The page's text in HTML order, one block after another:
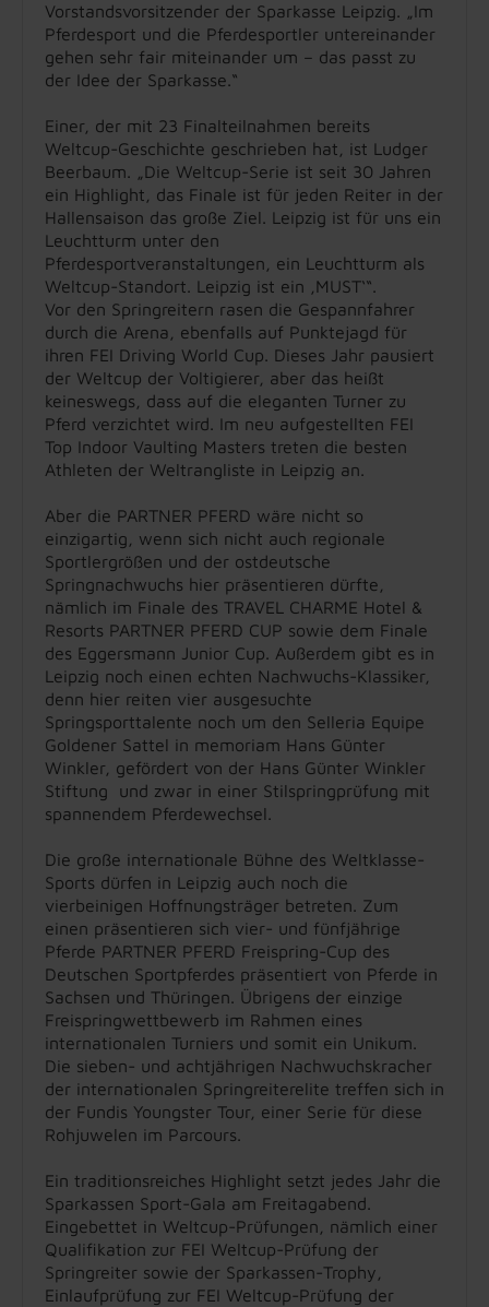
Vorstandsvorsitzender der Sparkasse Leipzig. „Im
Pferdesport und die Pferdesportler untereinander
gehen sehr fair miteinander um – das passt zu
der Idee der Sparkasse.“
Einer, der mit 23 Finalteilnahmen bereits
Weltcup-Geschichte geschrieben hat, ist Ludger
Beerbaum. „Die Weltcup-Serie ist seit 30 Jahren
ein Highlight, das Finale ist für jeden Reiter in der
Hallensaison das große Ziel. Leipzig ist für uns ein
Leuchtturm unter den
Pferdesportveranstaltungen, ein Leuchtturm als
Weltcup-Standort. Leipzig ist ein ‚MUST‘“.
Vor den Springreitern rasen die Gespannfahrer
durch die Arena, ebenfalls auf Punktejagd für
ihren FEI Driving World Cup. Dieses Jahr pausiert
der Weltcup der Voltigierer, aber das heißt
keineswegs, dass auf die eleganten Turner zu
Pferd verzichtet wird. Im neu aufgestellten FEI
Top Indoor Vaulting Masters treten die besten
Athleten der Weltrangliste in Leipzig an.
Aber die PARTNER PFERD wäre nicht so
einzigartig, wenn sich nicht auch regionale
Sportlergrößen und der ostdeutsche
Springnachwuchs hier präsentieren dürfte,
nämlich im Finale des TRAVEL CHARME Hotel &
Resorts PARTNER PFERD CUP sowie dem Finale
des Eggersmann Junior Cup. Außerdem gibt es in
Leipzig noch einen echten Nachwuchs-Klassiker,
denn hier reiten vier ausgesuchte
Springsporttalente noch um den Selleria Equipe
Goldener Sattel in memoriam Hans Günter
Winkler, gefördert von der Hans Günter Winkler
Stiftung und zwar in einer Stilspringprüfung mit
spannendem Pferdewechsel.
Die große internationale Bühne des Weltklasse-
Sports dürfen in Leipzig auch noch die
vierbeinigen Hoffnungsträger betreten. Zum
einen präsentieren sich vier- und fünfjährige
Pferde PARTNER PFERD Freispring-Cup des
Deutschen Sportpferdes präsentiert von Pferde in
Sachsen und Thüringen. Übrigens der einzige
Freispringwettbewerb im Rahmen eines
internationalen Turniers und somit ein Unikum.
Die sieben- und achtjährigen Nachwuchskracher
der internationalen Springreiterelite treffen sich in
der Fundis Youngster Tour, einer Serie für diese
Rohjuwelen im Parcours.
Ein traditionsreiches Highlight setzt jedes Jahr die
Sparkassen Sport-Gala am Freitagabend.
Eingebettet in Weltcup-Prüfungen, nämlich einer
Qualifikation zur FEI Weltcup-Prüfung der
Springreiter sowie der Sparkassen-Trophy,
Einlaufprüfung zur FEI Weltcup-Prüfung der